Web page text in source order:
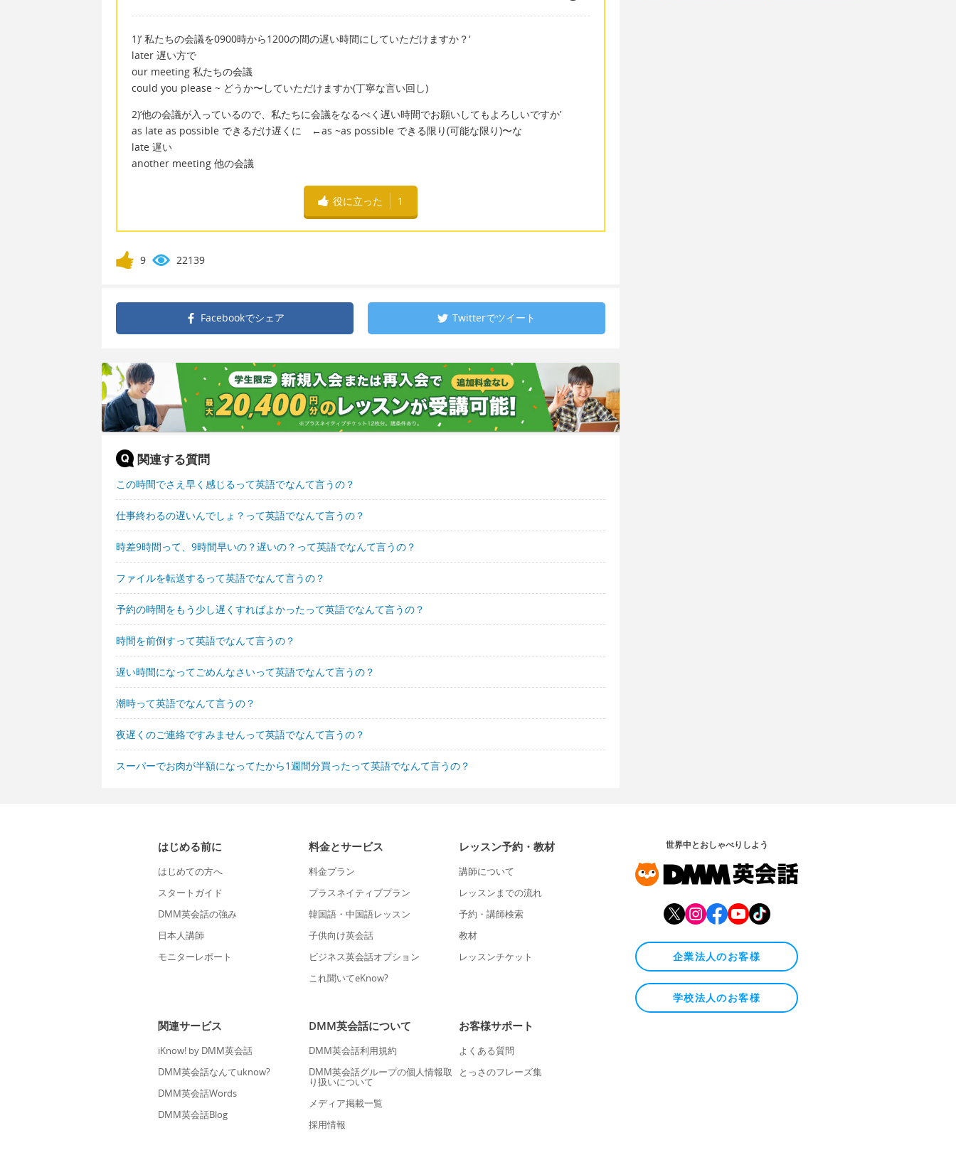
1)’ 私たちの会議を0900時から1200の間の遅い時間にしていただけますか？‘
later 遅い方で
our meeting 私たちの会議
could you please ~ どうか〜していただけますか(丁寧な言い回し)
2)‘他の会議が入っているので、私たちに会議をなるべく遅い時間でお願いしてもよろしいですか’
as late as possible できるだけ遅くに ←as ~as possible できる限り(可能な限り)〜な
late 遅い
another meeting 他の会議
役に立った 1
9 22139
Facebookでシェア Twitterでツイート
関連する質問
この時間でさえ早く感じるって英語でなんて言うの？
仕事終わるの遅いんでしょ？って英語でなんて言うの？
時差9時間って、9時間早いの？遅いの？って英語でなんて言うの？
ファイルを転送するって英語でなんて言うの？
予約の時間をもう少し遅くすればよかったって英語でなんて言うの？
時間を前倒すって英語でなんて言うの？
遅い時間になってごめんなさいって英語でなんて言うの？
潮時って英語でなんて言うの？
夜遅くのご連絡ですみませんって英語でなんて言うの？
スーパーでお肉が半額になってたから1週間分買ったって英語でなんて言うの？
はじめる前に
はじめての方へ
スタートガイド
DMM英会話の強み
日本人講師
モニターレポート
料金とサービス
料金プラン
プラスネイティブプラン
韓国語・中国語レッスン
子供向け英会話
ビジネス英会話オプション
これ聞いてeKnow?
レッスン予約・教材
講師について
レッスンまでの流れ
予約・講師検索
教材
レッスンチケット
関連サービス
iKnow! by DMM英会話
DMM英会話なんてuknow?
DMM英会話Words
DMM英会話Blog
DMM英会話について
DMM英会話利用規約
DMM英会話グループの個人情報取
り扱いについて
メディア掲載一覧
採用情報
お客様サポート
よくある質問
とっさのフレーズ集
世界中とおしゃべりしよう
企業法人のお客様
学校法人のお客様